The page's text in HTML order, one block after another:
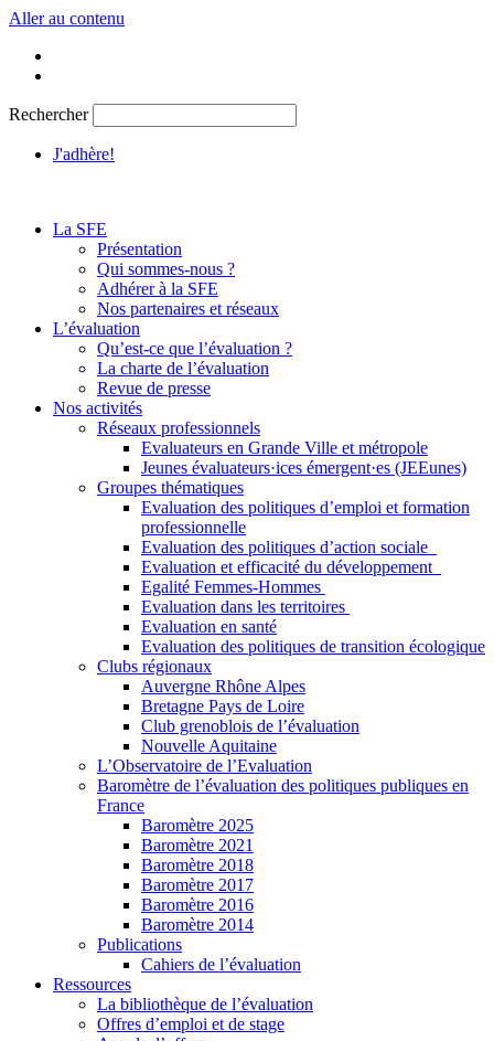
Aller au contenu
Rechercher
J'adhère!
La SFE
Présentation
Qui sommes-nous ?
Adhérer à la SFE
Nos partenaires et réseaux
L’évaluation
Qu’est-ce que l’évaluation ?
La charte de l’évaluation
Revue de presse
Nos activités
Réseaux professionnels
Evaluateurs en Grande Ville et métropole
Jeunes évaluateurs·ices émergent·es (JEEunes)
Groupes thématiques
Evaluation des politiques d’emploi et formation
professionnelle
Evaluation des politiques d’action sociale
Evaluation et efficacité du développement
Egalité Femmes-Hommes
Evaluation dans les territoires
Evaluation en santé
Evaluation des politiques de transition écologique
Clubs régionaux
Auvergne Rhône Alpes
Bretagne Pays de Loire
Club grenoblois de l’évaluation
Nouvelle Aquitaine
L’Observatoire de l’Evaluation
Baromètre de l’évaluation des politiques publiques en
France
Baromètre 2025
Baromètre 2021
Baromètre 2018
Baromètre 2017
Baromètre 2016
Baromètre 2014
Publications
Cahiers de l’évaluation
Ressources
La bibliothèque de l’évaluation
Offres d’emploi et de stage